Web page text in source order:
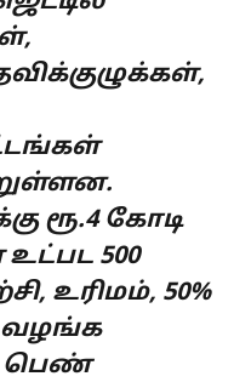
ரூ.4 கோடி
500
உரிமம், 50%
வழங்க
பெண்